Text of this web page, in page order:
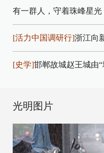
有一群人，守着珠峰星光
[活力中国调研行]浙江向
[史学]邯郸故城赵王城由
光明图片